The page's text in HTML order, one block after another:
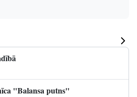
"Balansa putns"